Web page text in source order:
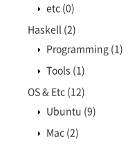
etc (0)
Haskell (2)
Programming (1)
Tools (1)
OS & Etc (12)
Ubuntu (9)
Mac (2)